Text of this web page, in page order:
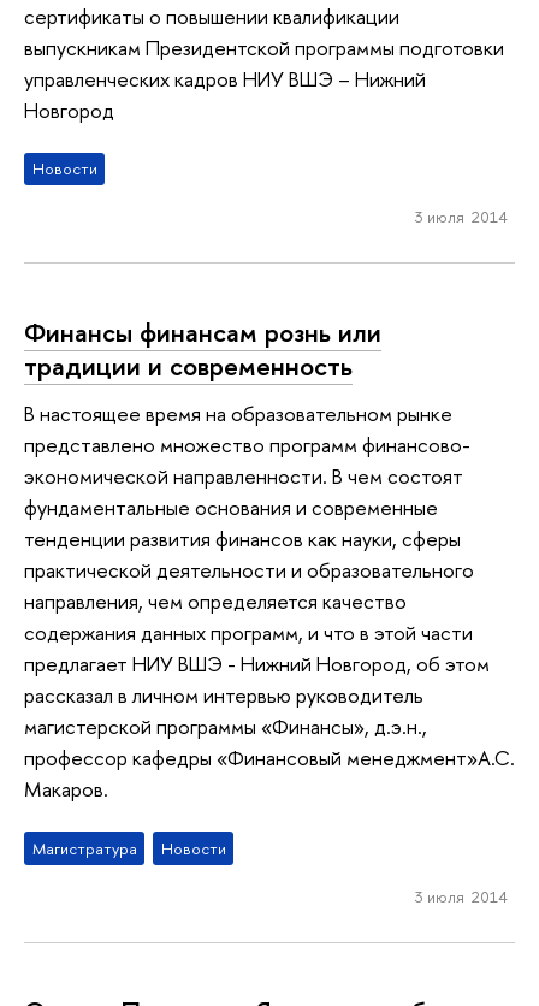
сертификаты о повышении квалификации
выпускникам Президентской программы подготовки
управленческих кадров НИУ ВШЭ – Нижний
Новгород
Новости
3 июля 2014
Финансы финансам рознь или
традиции и современность
В настоящее время на образовательном рынке
представлено множество программ финансово-
экономической направленности. В чем состоят
фундаментальные основания и современные
тенденции развития финансов как науки, сферы
практической деятельности и образовательного
направления, чем определяется качество
содержания данных программ, и что в этой части
предлагает НИУ ВШЭ - Нижний Новгород, об этом
рассказал в личном интервью руководитель
магистерской программы «Финансы», д.э.н.,
профессор кафедры «Финансовый менеджмент»А.С.
Макаров.
Магистратура Новости
3 июля 2014